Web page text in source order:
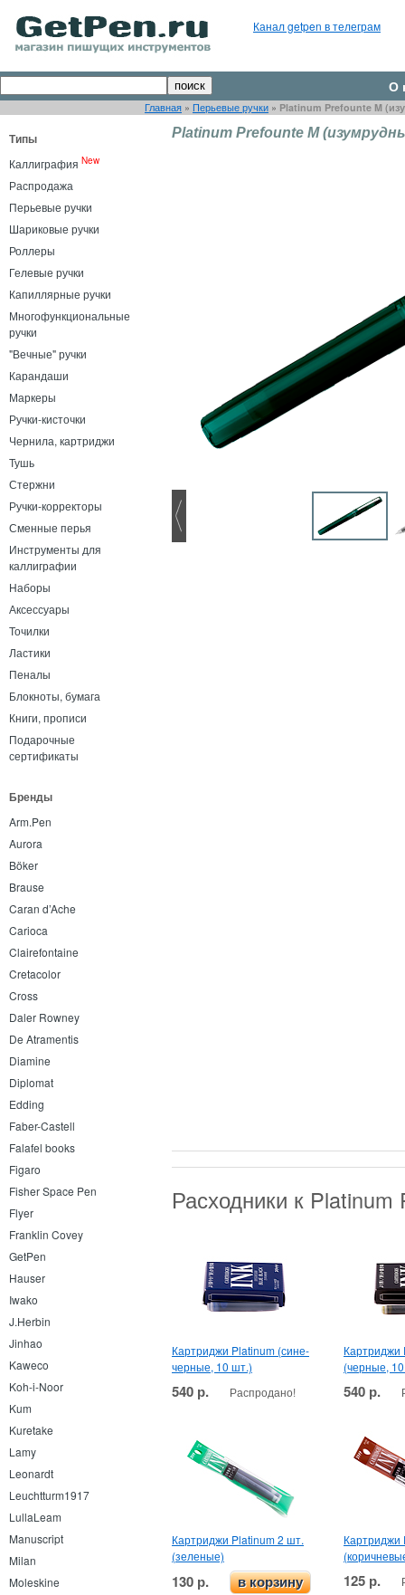
Канал getpen в телеграм
О
Главная » Перьевые ручки » Platinum Prefounte M
Типы
Каллиграфия New
Распродажа
Перьевые ручки
Шариковые ручки
Роллеры
Гелевые ручки
Капиллярные ручки
Многофункциональные
ручки
"Вечные" ручки
Карандаши
Маркеры
Ручки-кисточки
Чернила, картриджи
Тушь
Стержни
Ручки-корректоры
Сменные перья
Инструменты для
каллиграфии
Наборы
Аксессуары
Точилки
Ластики
Пеналы
Блокноты, бумага
Книги, прописи
Подарочные
сертификаты
Бренды
Arm.Pen
Aurora
Böker
Brause
Caran d’Ache
Carioca
Clairefontaine
Cretacolor
Cross
Daler Rowney
De Atramentis
Diamine
Diplomat
Edding
Faber-Castell
Falafel books
Figaro
Fisher Space Pen
Flyer
Franklin Covey
GetPen
Hauser
Iwako
J.Herbin
Jinhao
Kaweco
Koh-i-Noor
Kum
Kuretake
Lamy
Leonardt
Leuchtturm1917
LullaLeam
Manuscript
Milan
Moleskine
Platinum Prefounte M
Расходники к
Картриджи Platinum (сине-
черные, 10 шт.)
540 р. Распродано!
Картриджи
(черные,
540 р.
Картриджи Platinum 2 шт.
(зеленые)
130 р. в корзину
Картриджи
125 р.